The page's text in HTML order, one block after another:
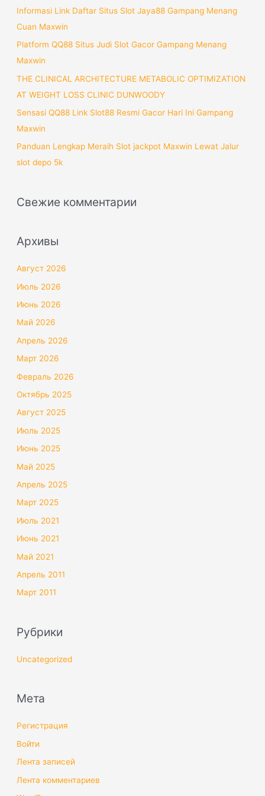
:Informasi Link Daftar Situs Slot Jaya88 Gampang Menang
Cuan Maxwin
Platform QQ88 Situs Judi Slot Gacor Gampang Menang
Maxwin
THE CLINICAL ARCHITECTURE METABOLIC OPTIMIZATION
AT WEIGHT LOSS CLINIC DUNWOODY
Sensasi QQ88 Link Slot88 Resmi Gacor Hari Ini Gampang
Maxwin
Panduan Lengkap Meraih Slot jackpot Maxwin Lewat Jalur
slot depo 5k
Свежие комментарии
Архивы
Август 2026
Июль 2026
Июнь 2026
Май 2026
Апрель 2026
Март 2026
Февраль 2026
Октябрь 2025
Август 2025
Июль 2025
Июнь 2025
Май 2025
Апрель 2025
Март 2025
Июль 2021
Июнь 2021
Май 2021
Апрель 2011
Март 2011
Рубрики
Uncategorized
Мета
Регистрация
Войти
Лента записей
Лента комментариев